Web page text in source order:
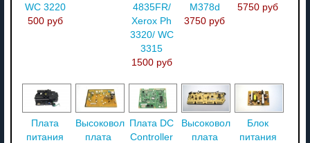
WC 3220
500 руб
4835FR/
Xerox Ph
3320/ WC
3315
1500 руб
M378d
3750 руб
5750 руб
Плата
питания
Высоковольтная
плата
Плата DC
Controller
Высоковольтная
плата
Блок
питания